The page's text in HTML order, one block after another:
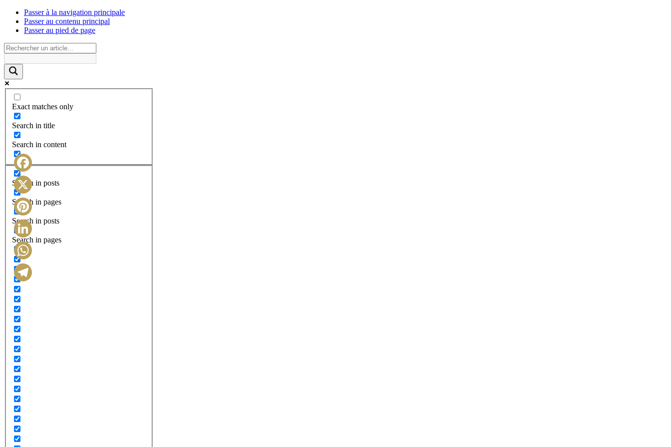
Passer à la navigation principale
Passer au contenu principal
Passer au pied de page
Exact matches only
Search in title
Search in content
Search in posts
Search in pages
Search in posts
Search in pages
Facebook
X
Pinterest
LinkedIn
WhatsApp
Telegram